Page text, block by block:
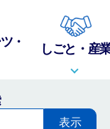
・
しごと・産